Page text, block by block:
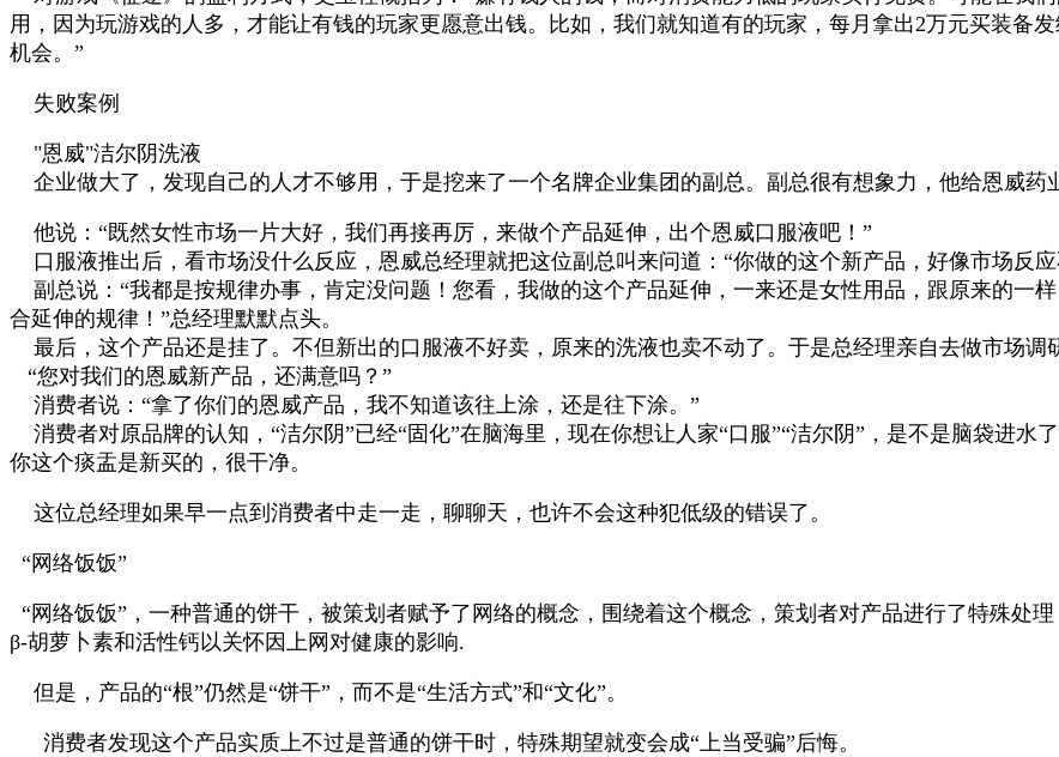
用，因为玩游戏的人多，才能让有钱的玩家更愿意出钱。比如，我们就知道有的玩家，每月拿出2万元买装备
机会。 ”
失败案例
"恩威"洁尔阴洗液
企业做大了，发现自己的人才不够用，于是挖来了一个名牌企业集团的副总。副总很有想象力，他给恩威药
他说：“既然女性市场一片大好，我们再接再厉，来做个产品延伸，出个恩威口服液吧！”
口服液推出后，看市场没什么反应，恩威总经理就把这位副总叫来问道：“你做的这个新产品，好像市场反
副总说：“我都是按规律办事，肯定没问题！您看，我做的这个产品延伸，一来还是女性用品，跟原来的一
合延伸的规律！”总经理默默点头。
最后，这个产品还是挂了。不但新出的口服液不好卖，原来的洗液也卖不动了。于是总经理亲自去做市场调
“您对我们的恩威新产品，还满意吗？”
消费者说：“拿了你们的恩威产品，我不知道该往上涂，还是往下涂。”
消费者对原品牌的认知，“洁尔阴”已经“固化”在脑海里，现在你想让人家“口服”“洁尔阴”，是不是脑袋进水
你这个痰盂是新买的，很干净。
这位总经理如果早一点到消费者中走一走，聊聊天，也许不会这种犯低级的错误了。
“网络饭饭”
“网络饭饭”，一种普通的饼干，被策划者赋予了网络的概念，围绕着这个概念，策划者对产品进行了特殊处
β-胡萝卜素和活性钙以关怀因上网对健康的影响.
但是，产品的“根”仍然是“饼干”，而不是“生活方式”和“文化”。
消费者发现这个产品实质上不过是普通的饼干时，特殊期望就变会成“上当受骗”后悔。